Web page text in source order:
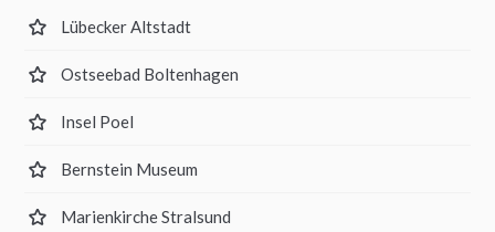
Lübecker Altstadt
Ostseebad Boltenhagen
Insel Poel
Bernstein Museum
Marienkirche Stralsund